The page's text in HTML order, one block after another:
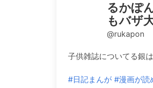
るかぽ
もバザ
@rukapon
子供雑誌についてる銀
#日記まんが #漫画が読